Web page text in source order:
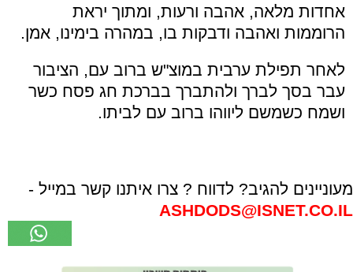
אחדות מלאה, אהבה ורעות, ומתוך יראת
הרוממות ואהבה ודבקות בו, במהרה בימינו, אמן.
לאחר תפילת ערבית במוצ"ש ברוב עם, הציבור
עבר בסך לברך ולהתברך בברכת חג פסח כשר
ושמח כשמשם ליווהו ברוב עם לביתו.
מעוניינים להגיב? לדווח ? צרו איתנו קשר במייל -
ASHDODS@ISNET.CO.IL